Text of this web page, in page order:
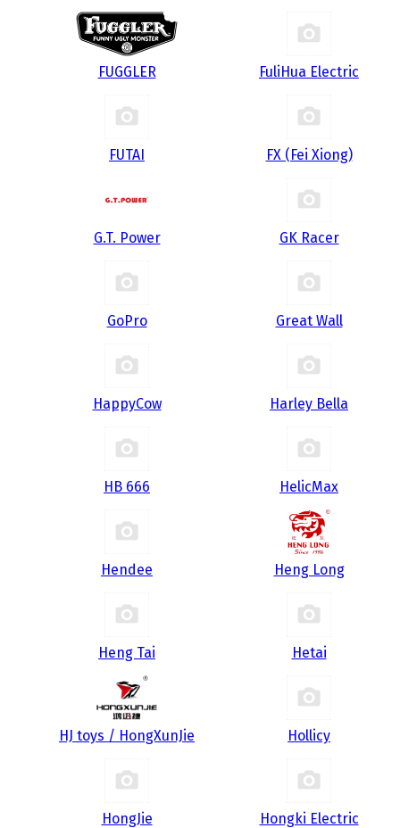
FUGGLER FuliHua Electric
FUTAI FX (Fei Xiong)
G.T. Power GK Racer
GoPro Great Wall
HappyCow Harley Bella
HB 666 HelicMax
Hendee Heng Long
Heng Tai Hetai
HJ toys / HongXunJie Hollicy
HongJie Hongki Electric